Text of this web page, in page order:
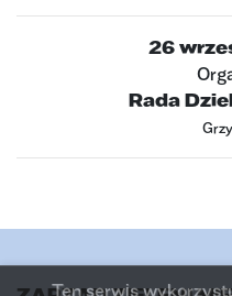
26
Rada
Ten serwis